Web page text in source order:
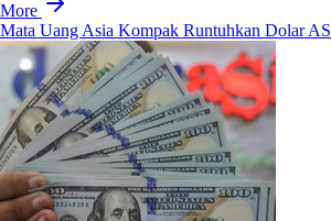
More
Mata Uang Asia Kompak Runtuhkan Dolar AS